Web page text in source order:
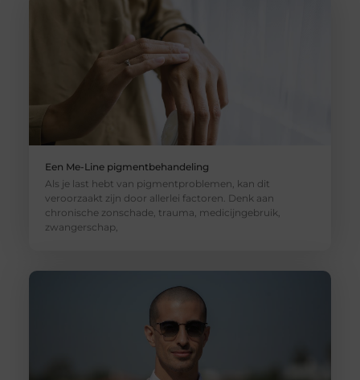
Een Me-Line pigmentbehandeling
Als je last hebt van pigmentproblemen, kan dit
veroorzaakt zijn door allerlei factoren. Denk aan
chronische zonschade, trauma, medicijngebruik,
zwangerschap,